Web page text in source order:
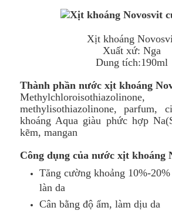
Xịt khoáng
Xuất xứ: Nga
Dung tích:190ml
Thành phần nước xịt khoáng
Methylchloroisothiazolinone,
methylisothiazolinone, parfum,
khoáng Aqua giàu phức hợp
kẽm, mangan
Công dụng của nước xịt khoáng
Tăng cường khoảng 10%-
làn da
Cân bằng độ ẩm, làm dịu da